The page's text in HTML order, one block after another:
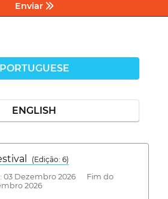
Enviar
PORTUGUESE
ENGLISH
(Edição: 6)
03 Dezembro 2026 Fim do
2026